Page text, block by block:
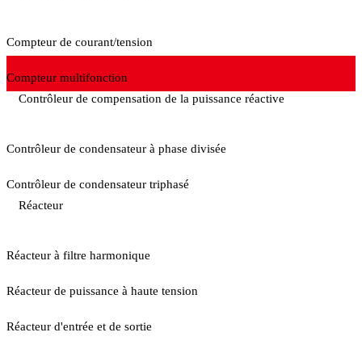
Compteur de courant/tension
Compteur multifonction
Contrôleur de compensation de la puissance réactive
Contrôleur de condensateur à phase divisée
Contrôleur de condensateur triphasé
Réacteur
Réacteur à filtre harmonique
Réacteur de puissance à haute tension
Réacteur d'entrée et de sortie